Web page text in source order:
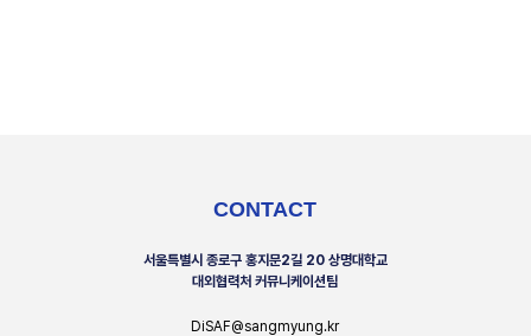
CONTACT
서울특별시 종로구 홍지문2길 20 상명대학교
대외협력처 커뮤니케이션팀
DiSAF@sangmyung.kr